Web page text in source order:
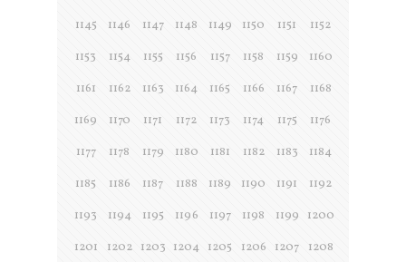
1145
1146 1147 1148 1149 1150 1151
1152
1153
1154 1155 1156 1157 1158 1159
1160
1161
1162 1163 1164 1165 1166 1167
1168
1169
1170 1171 1172 1173 1174 1175
1176
1177
1178 1179 1180 1181 1182 1183
1184
1185
1186 1187 1188 1189 1190 1191
1192
1193
1194 1195 1196 1197 1198 1199
1200
1201
1202 1203 1204 1205 1206 1207
1208